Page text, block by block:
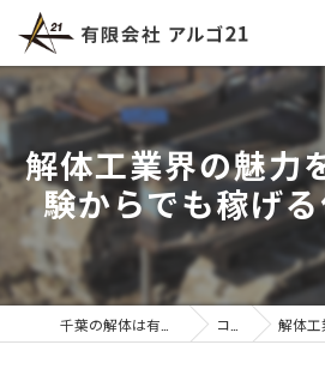
解体工業界の魅力
験からでも稼げ
コラム 解体工業界